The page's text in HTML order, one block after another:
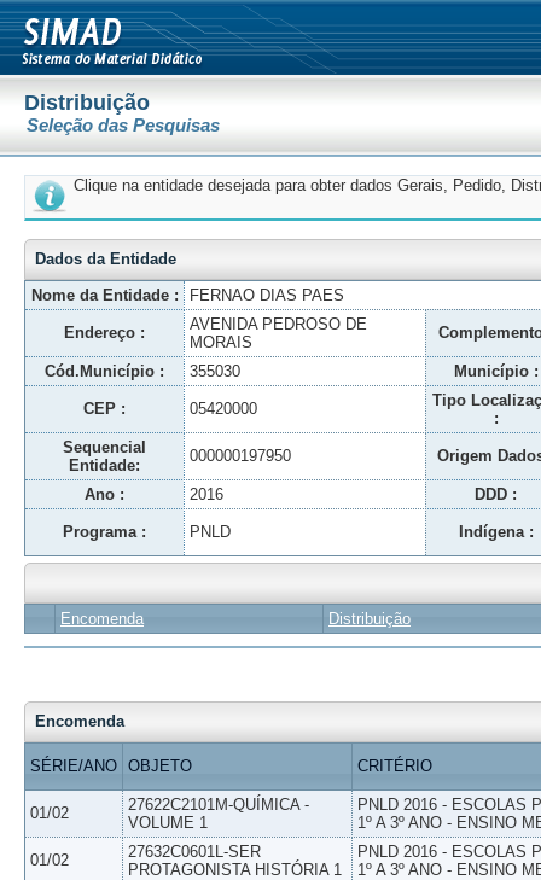
Distribuição
Seleção das Pesquisas
Clique na entidade desejada para obter dados Gerais, Pedido,
Dados da Entidade
Nome da Entidade :
FERNAO DIAS PAES
Endereço :
AVENIDA PEDROSO DE
MORAIS
Cód.Município : 355030 Município :
CEP : 05420000
Tipo
:
Sequencial
Entidade:
000000197950 Origem
Ano : 2016 DDD :
Programa : PNLD Indígena :
Encomenda Distribuição
Encomenda
SÉRIE/ANO OBJETO CRITÉRIO
01/02
27622C2101M-QUÍMICA -
VOLUME 1
PNLD 2016 - ESCOLAS
1º A 3º ANO - ENSINO
01/02
27632C0601L-SER
PROTAGONISTA HISTÓRIA 1
PNLD 2016 - ESCOLAS
1º A 3º ANO - ENSINO